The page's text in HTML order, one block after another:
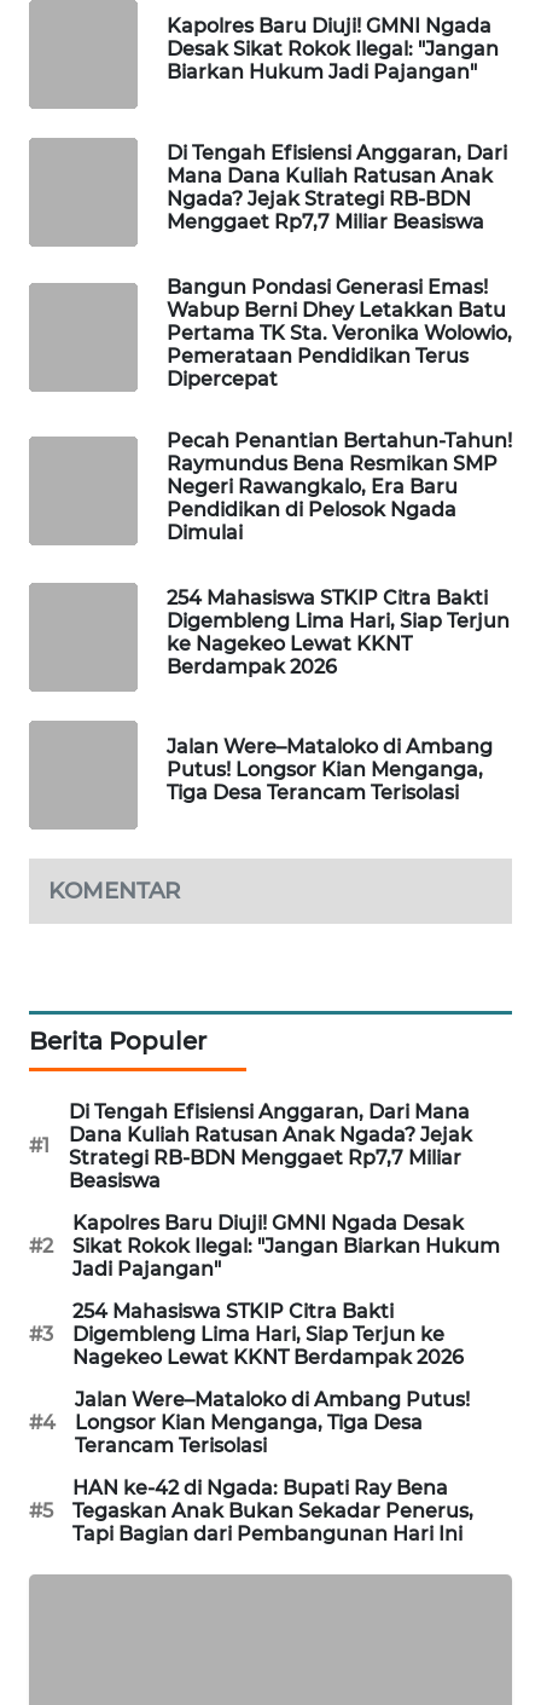
Kapolres Baru Diuji! GMNI Ngada
Desak Sikat Rokok Ilegal: "Jangan
Biarkan Hukum Jadi Pajangan"
Di Tengah Efisiensi Anggaran, Dari
Mana Dana Kuliah Ratusan Anak
Ngada? Jejak Strategi RB-BDN
Menggaet Rp7,7 Miliar Beasiswa
Bangun Pondasi Generasi Emas!
Wabup Berni Dhey Letakkan Batu
Pertama TK Sta. Veronika Wolowio,
Pemerataan Pendidikan Terus
Dipercepat
Pecah Penantian Bertahun-Tahun!
Raymundus Bena Resmikan SMP
Negeri Rawangkalo, Era Baru
Pendidikan di Pelosok Ngada
Dimulai
254 Mahasiswa STKIP Citra Bakti
Digembleng Lima Hari, Siap Terjun
ke Nagekeo Lewat KKNT
Berdampak 2026
Jalan Were–Mataloko di Ambang
Putus! Longsor Kian Menganga,
Tiga Desa Terancam Terisolasi
KOMENTAR
Berita Populer
#1
Di Tengah Efisiensi Anggaran, Dari Mana
Dana Kuliah Ratusan Anak Ngada? Jejak
Strategi RB-BDN Menggaet Rp7,7 Miliar
Beasiswa
#2
Kapolres Baru Diuji! GMNI Ngada Desak
Sikat Rokok Ilegal: "Jangan Biarkan Hukum
Jadi Pajangan"
#3
254 Mahasiswa STKIP Citra Bakti
Digembleng Lima Hari, Siap Terjun ke
Nagekeo Lewat KKNT Berdampak 2026
#4
Jalan Were–Mataloko di Ambang Putus!
Longsor Kian Menganga, Tiga Desa
Terancam Terisolasi
#5
HAN ke-42 di Ngada: Bupati Ray Bena
Tegaskan Anak Bukan Sekadar Penerus,
Tapi Bagian dari Pembangunan Hari Ini
TAMBANG
NEWS
NEWS
METRO
MEDAN
METRO
JAKARTA
NEWS
KRT
NEWS
KARING
NEWS
JURNAL
MARITIM
HUMBANG
NEWS
GARONGGANG
NEWS